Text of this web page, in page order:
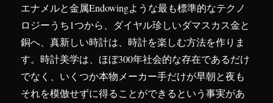
エナメルと金属Endowingような最も標準的なテクノ
ロジーうち1つから、ダイヤル珍しいダマスカス金と
銅へ、真新しい時計は、時計を楽しむ方法を作りま
す。時計美学は、ほぼ300年社会的な存在であるだけ
でなく、いくつか本物メーカー手だけが早朝と夜も
それを模倣せずに得ることができるという事実があ